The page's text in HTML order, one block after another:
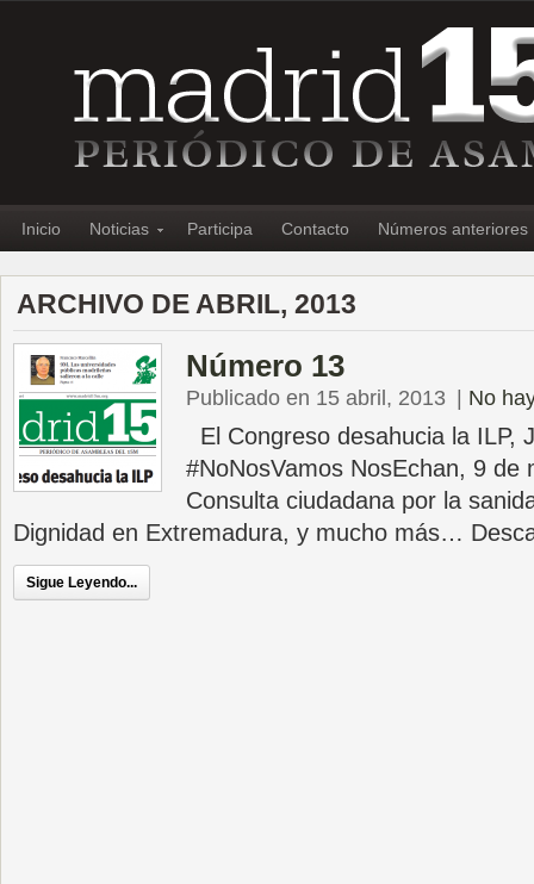
Inicio Noticias Participa Contacto Números anteriores
ARCHIVO DE ABRIL, 2013
Número 13
Publicado en 15 abril, 2013 No
El Congreso desahucia la ILP,
#NoNosVamos NosEchan, 9 de
Consulta ciudadana por la
Dignidad en Extremadura, y mucho más…
Sigue Leyendo...